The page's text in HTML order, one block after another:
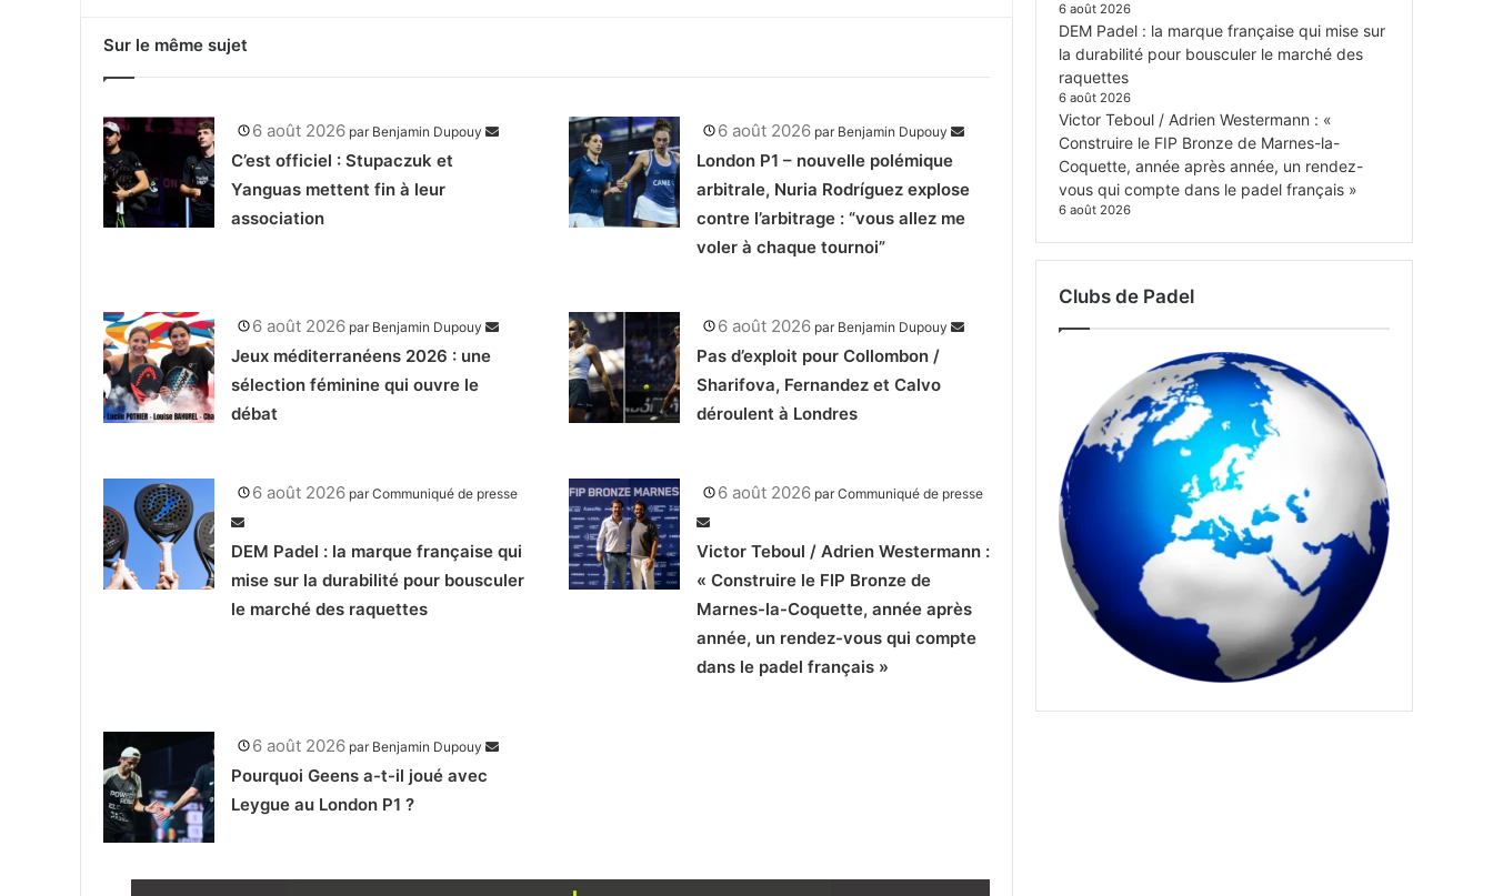
Sur le même sujet
6 août 2026 par Benjamin Dupouy
C’est officiel : Stupaczuk et
Yanguas mettent fin à leur
association
6 août 2026 par Benjamin Dupouy
London P1 – nouvelle polémique
arbitrale, Nuria Rodríguez explose
contre l’arbitrage : “vous allez me
voler à chaque tournoi”
6 août 2026 par Benjamin Dupouy
Jeux méditerranéens 2026 : une
sélection féminine qui ouvre le
débat
6 août 2026 par Benjamin Dupouy
Pas d’exploit pour Collombon /
Sharifova, Fernandez et Calvo
déroulent à Londres
6 août 2026 parCommuniqué de presse
DEM Padel : la marque française qui
mise sur la durabilité pour bousculer
le marché des raquettes
6 août 2026 parCommuniqué de presse
Victor Teboul / Adrien Westermann :
« Construire le FIP Bronze de
Marnes-la-Coquette, année après
année, un rendez-vous qui compte
dans le padel français »
6 août 2026 par Benjamin Dupouy
Pourquoi Geens a-t-il joué avec
Leygue au London P1 ?
6 août 2026
DEM Padel : la marque française qui mise sur
la durabilité pour bousculer le marché des
raquettes
6 août 2026
Victor Teboul / Adrien Westermann : «
Construire le FIP Bronze de Marnes-la-
Coquette, année après année, un rendez-
vous qui compte dans le padel français »
6 août 2026
Clubs de Padel